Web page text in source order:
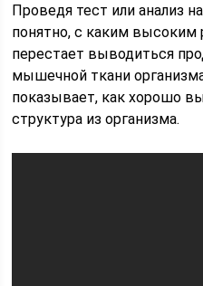
Проведя тест или анализ
понятно, с каким высоким
перестает выводиться
мышечной ткани
показывает, как хорошо
структура из организма.